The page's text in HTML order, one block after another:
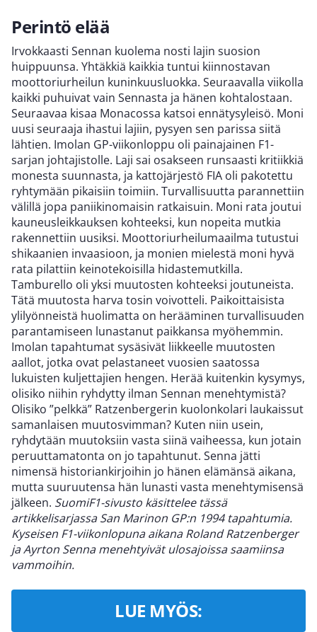
Perintö elää
Irvokkaasti Sennan kuolema nosti lajin suosion
huippuunsa. Yhtäkkiä kaikkia tuntui kiinnostavan
moottoriurheilun kuninkuusluokka. Seuraavalla viikolla
kaikki puhuivat vain Sennasta ja hänen kohtalostaan.
Seuraavaa kisaa Monacossa katsoi ennätysyleisö. Moni
uusi seuraaja ihastui lajiin, pysyen sen parissa siitä
lähtien. Imolan GP-viikonloppu oli painajainen F1-
sarjan johtajistolle. Laji sai osakseen runsaasti kritiikkiä
monesta suunnasta, ja kattojärjestö FIA oli pakotettu
ryhtymään pikaisiin toimiin. Turvallisuutta parannettiin
välillä jopa paniikinomaisin ratkaisuin. Moni rata joutui
kauneusleikkauksen kohteeksi, kun nopeita mutkia
rakennettiin uusiksi. Moottoriurheilumaailma tutustui
shikaanien invaasioon, ja monien mielestä moni hyvä
rata pilattiin keinotekoisilla hidastemutkilla.
Tamburello oli yksi muutosten kohteeksi joutuneista.
Tätä muutosta harva tosin voivotteli. Paikoittaisista
ylilyönneistä huolimatta on herääminen turvallisuuden
parantamiseen lunastanut paikkansa myöhemmin.
Imolan tapahtumat sysäsivät liikkeelle muutosten
aallot, jotka ovat pelastaneet vuosien saatossa
lukuisten kuljettajien hengen. Herää kuitenkin kysymys,
olisiko niihin ryhdytty ilman Sennan menehtymistä?
Olisiko ”pelkkä” Ratzenbergerin kuolonkolari laukaissut
samanlaisen muutosvimman? Kuten niin usein,
ryhdytään muutoksiin vasta siinä vaiheessa, kun jotain
peruuttamatonta on jo tapahtunut. Senna jätti
nimensä historiankirjoihin jo hänen elämänsä aikana,
mutta suuruutensa hän lunasti vasta menehtymisensä
jälkeen. SuomiF1-sivusto käsittelee tässä
artikkelisarjassa San Marinon GP:n 1994 tapahtumia.
Kyseisen F1-viikonlopuna aikana Roland Ratzenberger
ja Ayrton Senna menehtyivät ulosajoissa saamiinsa
vammoihin.
LUE MYÖS: